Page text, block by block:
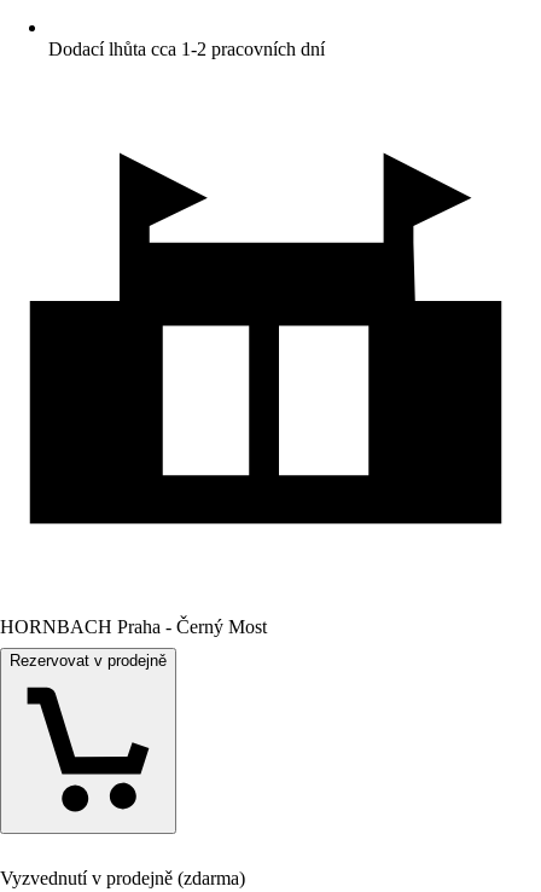
Dodací lhůta cca 1-2 pracovních dní
HORNBACH Praha - Černý Most
Rezervovat v prodejně
Vyzvednutí v prodejně (zdarma)